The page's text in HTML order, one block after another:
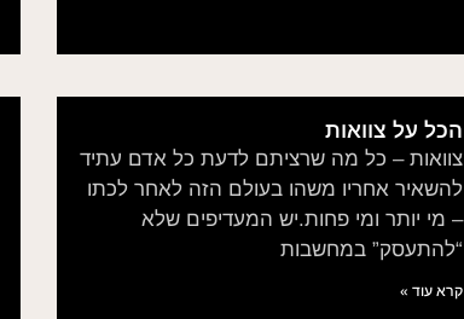
הכל על צוואות
צוואות – כל מה שרציתם לדעת​​ כל אדם עתיד
להשאיר אחריו משהו בעולם הזה לאחר לכתו
– מי יותר ומי פחות.יש המעדיפים שלא
“להתעסק” במחשבות
קרא עוד »